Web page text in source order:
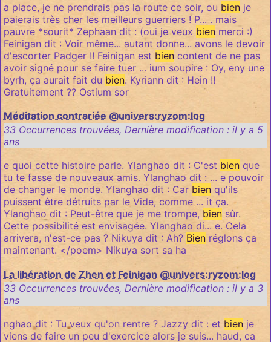
a place, je ne prendrais pas la route ce soir, ou bienje
paierais très cher les meilleurs guerriers ! P... . mais
pauvre *sourit* Zephaan dit : (oui je veux bienmerci :)
Feinigan dit : Voir même... autant donne... avons le devoir
d'escorter Padger !! Feinigan est biencontent de ne pas
avoir signé pour se faire tuer ... ium soupire : Oy, eny une
byrh, ça aurait fait du bien. Kyriann dit : Hein !!
Gratuitement ?? Ostium sor
Méditation contrariée @univers:ryzom:log
33 Occurrences trouvées, Dernière modification : il y a 5
ans
e quoi cette histoire parle. Ylanghao dit : C'est bienque
tu te fasse de nouveaux amis. Ylanghao dit : ... e pouvoir
de changer le monde. Ylanghao dit : Car bienqu'ils
puissent être détruits par le Vide, comme ... it ça.
Ylanghao dit : Peut-être que je me trompe, biensûr.
Cette possibilité est envisagée. Ylanghao di... e. Cela
arrivera, n'est-ce pas ? Nikuya dit : Ah? Bienréglons ça
maintenant. </poem> Nikuya sort sa ha
La libération de Zhen et Feinigan @univers:ryzom:log
33 Occurrences trouvées, Dernière modification : il y a 3
ans
nghao dit : Tu veux qu'on rentre ? Jazzy dit : et bienje
viens de faire un peu d'exercice alors je suis... haud, ca